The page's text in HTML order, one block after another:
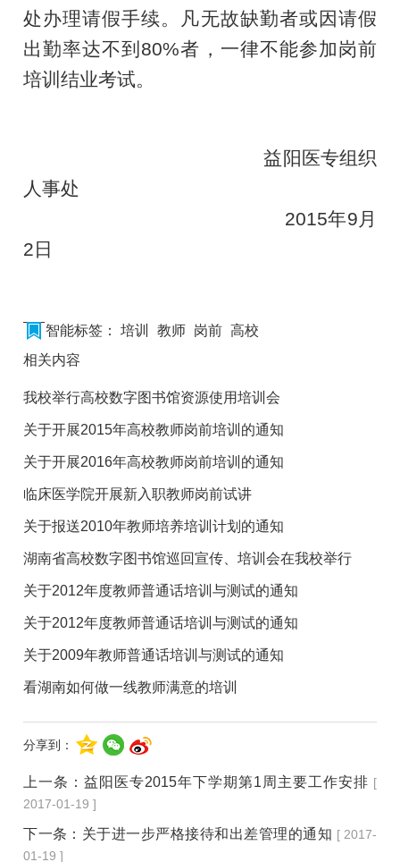
处办理请假手续。凡无故缺勤者或因请假
出勤率达不到 80%者，一律不能参加岗前
培训结业考试。
益阳医专组织
人事处
2015年9 月
2 日
智能标签： 培训 教师 岗前 高校
相关内容
我校举行高校数字图书馆资源使用培训会
关于开展2015年高校教师岗前培训的通知
关于开展2016年高校教师岗前培训的通知
临床医学院开展新入职教师岗前试讲
关于报送2010年教师培养培训计划的通知
湖南省高校数字图书馆巡回宣传、培训会在我校举行
关于2012年度教师普通话培训与测试的通知
关于2012年度教师普通话培训与测试的通知
关于2009年教师普通话培训与测试的通知
看湖南如何做一线教师满意的培训
分享到：
上一条：益阳医专2015年下学期第1周主要工作安排 [
2017-01-19 ]
下一条： 关于进一步严格接待和出差管理的通知 [ 2017-
01-19 ]